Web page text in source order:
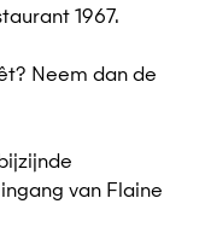
1967.
Neem dan de
van Flaine